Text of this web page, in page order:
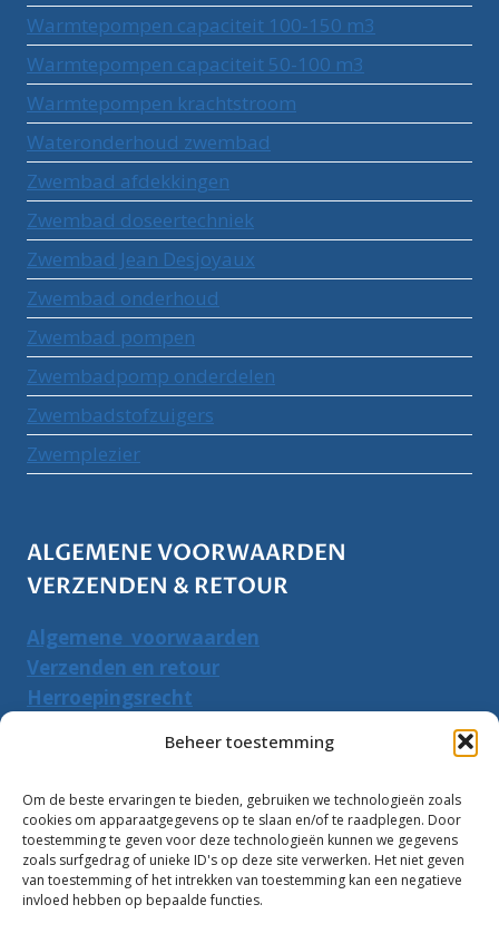
Beheer toestemming
Om de beste ervaringen te bieden, gebruiken we technologieën zoals
cookies om apparaatgegevens op te slaan en/of te raadplegen. Door
toestemming te geven voor deze technologieën kunnen we gegevens
zoals surfgedrag of unieke ID's op deze site verwerken. Het niet geven
van toestemming of het intrekken van toestemming kan een negatieve
invloed hebben op bepaalde functies.
Warmtepompen capaciteit 100-150 m3
Warmtepompen capaciteit 50-100 m3
Warmtepompen krachtstroom
Wateronderhoud zwembad
Zwembad afdekkingen
Zwembad doseertechniek
Zwembad Jean Desjoyaux
Zwembad onderhoud
Zwembad pompen
Zwembadpomp onderdelen
Zwembadstofzuigers
Zwemplezier
ALGEMENE VOORWAARDEN
VERZENDEN & RETOUR
Algemene voorwaarden
Verzenden en retour
Herroepingsrecht
Zoeken
naar:
Zoeken
Klantbeoordelingen: